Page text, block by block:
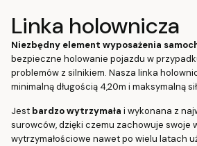
Linka holownicza
Niezbędny element wyposażenia
bezpieczne holowanie pojazdu w
problemów z silnikiem. Nasza linka
minimalną długością 4,20m i maksymalną
Jest bardzo wytrzymała i wykonana z
surowców, dzięki czemu zachowuje swoje
wytrzymałościowe nawet po wielu latach